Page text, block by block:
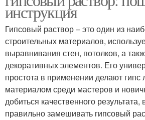
инструкция
Гипсовый раствор – это один из
строительных материалов,
выравнивания стен, потолков, а
декоративных элементов. Его
простота в применении делают
материалом среди мастеров и
добиться качественного результата,
правильно замешивать гипсовый